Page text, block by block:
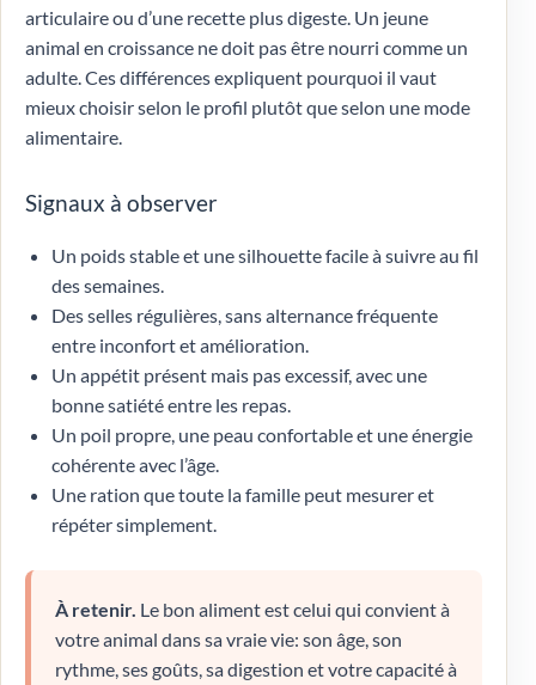
articulaire ou d’une recette plus digeste. Un jeune
animal en croissance ne doit pas être nourri comme un
adulte. Ces différences expliquent pourquoi il vaut
mieux choisir selon le profil plutôt que selon une mode
alimentaire.
Signaux à observer
Un poids stable et une silhouette facile à suivre au fil
des semaines.
Des selles régulières, sans alternance fréquente
entre inconfort et amélioration.
Un appétit présent mais pas excessif, avec une
bonne satiété entre les repas.
Un poil propre, une peau confortable et une énergie
cohérente avec l’âge.
Une ration que toute la famille peut mesurer et
répéter simplement.
À retenir. Le bon aliment est celui qui convient à
votre animal dans sa vraie vie: son âge, son
rythme, ses goûts, sa digestion et votre capacité à